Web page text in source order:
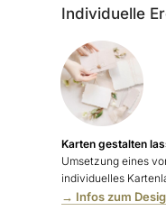
Individuelle
Karten gestalten
Umsetzung eines
individuelles
→ Infos zum